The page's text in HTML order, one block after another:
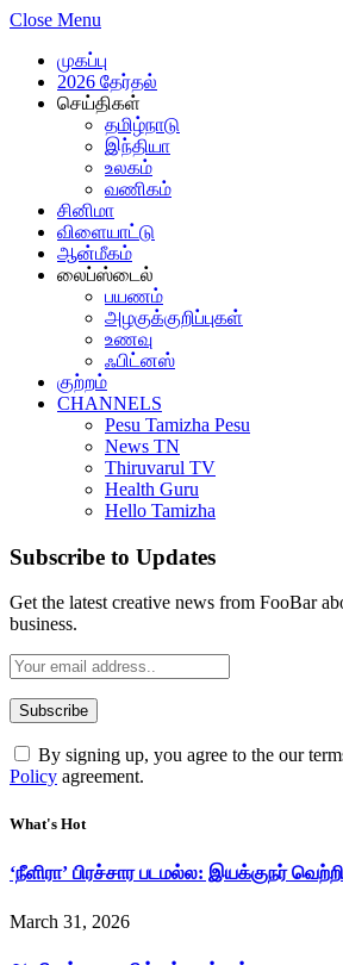
Close Menu
முகப்பு
2026 தேர்தல்
செய்திகள்
தமிழ்நாடு
இந்தியா
உலகம்
வணிகம்
சினிமா
விளையாட்டு
ஆன்மீகம்
லைப்ஸ்டைல்
பயணம்
அழகுக்குறிப்புகள்
உணவு
ஃபிட்னஸ்
குற்றம்
CHANNELS
Pesu Tamizha Pesu
News TN
Thiruvarul TV
Health Guru
Hello Tamizha
Subscribe to Updates
Get the latest creative news from FooBar
business.
By signing up, you agree to the our
Policy agreement.
What's Hot
‘நீளிரா’ பிரச்சார படமல்ல: இயக்குநர்
March 31, 2026